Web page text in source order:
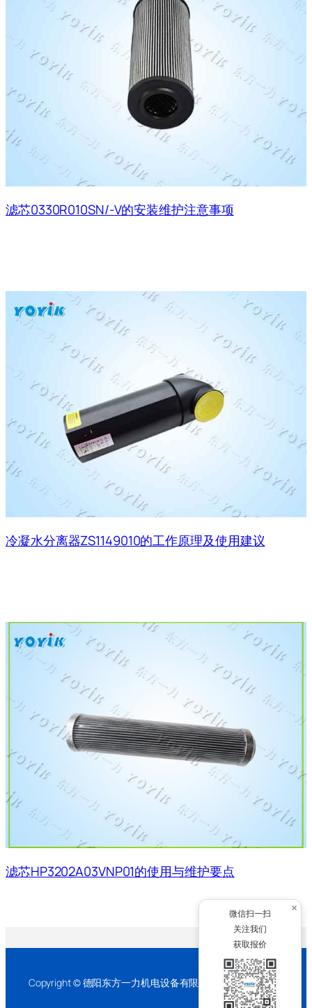
滤芯0330R010SN/-V的安装维护注意事项
冷凝水分离器ZS1149010的工作原理及使用建议
滤芯HP3202A03VNP01的使用与维护要点
Copyright © 德阳东方一力机电设备有限公司 2026 版权所有
×
微信扫一扫
关注我们
获取报价